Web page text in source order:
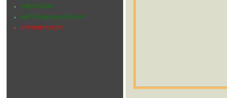
Impressum
Haftungsausschluss
Urheberrecht